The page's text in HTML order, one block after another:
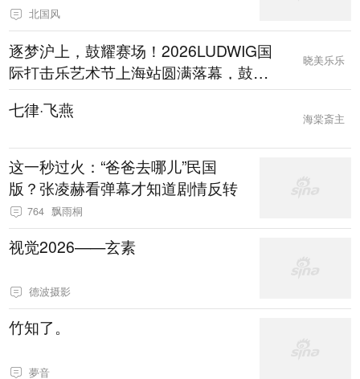
北国风
逐梦沪上，鼓耀赛场！2026LUDWIG国
际打击乐艺术节上海站圆满落幕，鼓动
青春炸弹乐队斩获佳绩
晓美乐乐
七律·飞燕 海棠斎主
这一秒过火：“爸爸去哪儿”民国
版？张凌赫看弹幕才知道剧情反转
764 飘雨桐
视觉2026——玄素
德波摄影
竹知了。
夢音